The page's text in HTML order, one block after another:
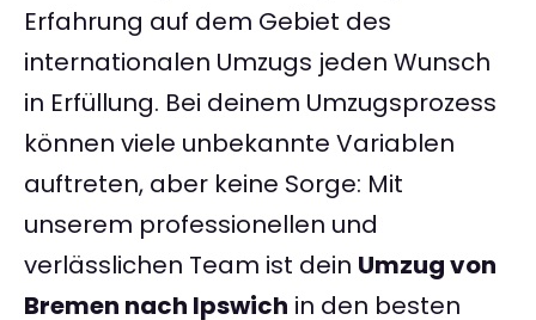
Erfahrung auf dem Gebiet des
internationalen Umzugs jeden Wunsch
in Erfüllung. Bei deinem Umzugsprozess
können viele unbekannte Variablen
auftreten, aber keine Sorge: Mit
unserem professionellen und
verlässlichen Team ist dein Umzug von
Bremen nach Ipswich in den besten